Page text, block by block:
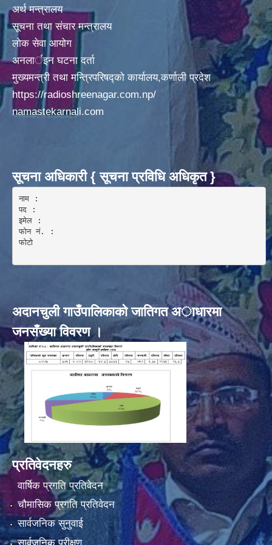
अर्थ मन्त्रालय
सूचना तथा संचार मन्त्रालय
लोक सेवा आयोग
अनलार्इन घटना दर्ता
मुख्यमन्त्री तथा मन्त्रिपरिषद्को कार्यालय,कर्णाली प्रदेश
https://radioshreenagar.com.np/
namastekarnali.com
सूचना अधिकारी { सूचना प्रविधि अधिकृत }
नाम :
पद :
इमेल :
फोन नं. :
फोटो
अदानचुली गाउँपालिकाकाे जातिगत अाधारमा
जनसँख्या विवरण ।
प्रतिवेदनहरु
वार्षिक प्रगति प्रतिवेदन
चौमासिक प्रगति प्रतिवेदन
सार्वजनिक सुनुवाई